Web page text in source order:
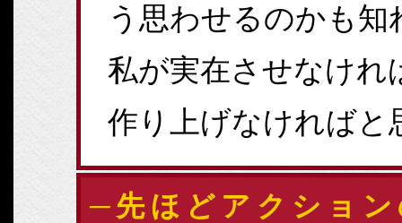
う思わせるのかも
私が実在させなけれ
作り上げなければと
─先ほどアクショ